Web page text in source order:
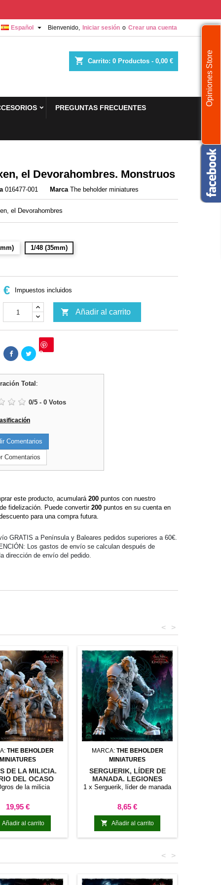
Bienvenido, Iniciar sesión o Crear una cuenta
Español 
shopping_cart Carrito: 0 Productos - 0,00 €
PREGUNTAS FRECUENTES
el Devorahombres. Monstruos
016477-001 Marca The beholder miniatures
el Devorahombres
1/48 (35mm)
€ Impuestos incluidos
 Añadir al carrito
Save
Total :
0/5 - 0 Votos
Comentarios
Comentarios
este producto, acumulará 200 puntos con nuestro
fidelización. Puede convertir 200 puntos en su cuenta en
para una compra futura.
GRATIS a Península y Baleares pedidos superiores a 60€.
Los gastos de envío se calculan después de
dirección de envío del pedido.
>
<
THE BEHOLDER
MINIATURES
DE LA MILICIA.
DEL OCASO
ETERNO
de la milicia
Precio
19,95 €
Añadir al carrito
MARCA: THE BEHOLDER
MINIATURES
SERGUERIK, LÍDER DE
MANADA. LEGIONES
IMPERECEDERAS
1 x Serguerik, líder de manada
Precio
8,65 €
 Añadir al carrito
>
<
Opiniones Store